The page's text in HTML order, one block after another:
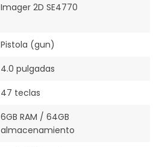
Imager 2D SE4770
Pistola (gun)
4.0 pulgadas
47 teclas
6GB RAM / 64GB
almacenamiento